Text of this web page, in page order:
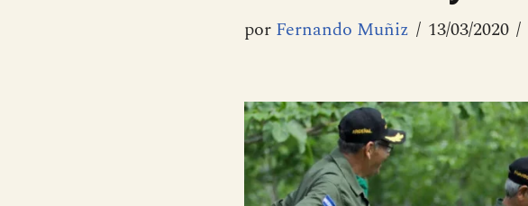
por Fernando Muñiz 13/03/2020